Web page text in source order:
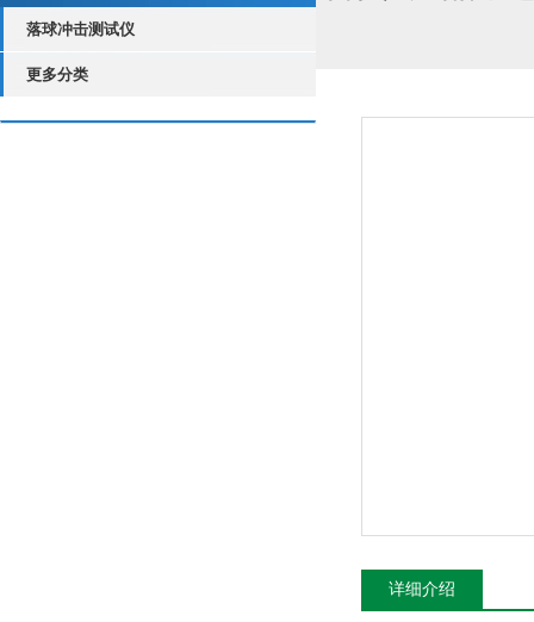
落球冲击测试仪
更多分类
详细介绍